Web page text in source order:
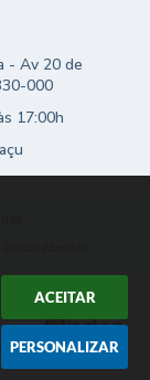
ACEITAR
PERSONALIZAR
- Av 20 de
000
17:00h